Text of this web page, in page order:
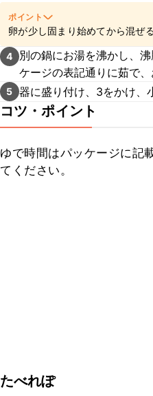
ポイント
卵が少し固まり始めてから混ぜ
よ。
4
別の鍋にお湯を沸かし、
ケージの表記通りに茹で、
5 器に盛り付け、3をかけ、
コツ・ポイント
ゆで時間はパッケージに記
てください。
たべれぽ